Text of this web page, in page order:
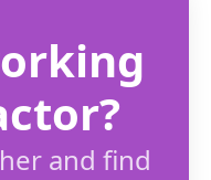
and find